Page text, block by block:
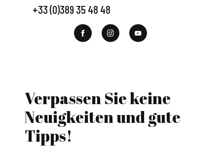
+33 (0)389 35 48 48
Verpassen Sie keine
Neuigkeiten und gute
Tipps!